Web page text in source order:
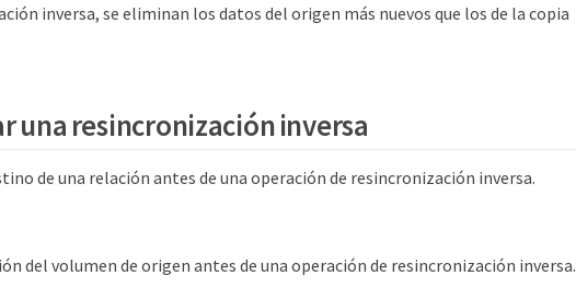
inversa, se eliminan los datos del origen más nuevos que los de la copia
una resincronización inversa
de una relación antes de una operación de resincronización inversa.
del volumen de origen antes de una operación de resincronización inversa.